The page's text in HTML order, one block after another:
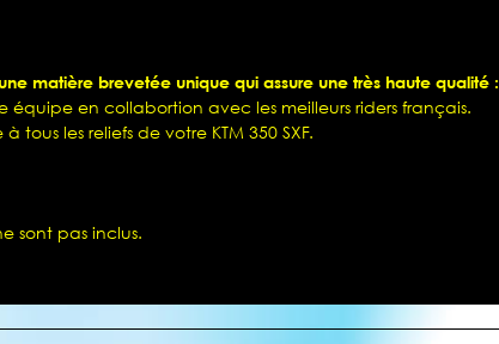
matière brevetée unique qui assure une très haute qualité :
en collabortion avec les meilleurs riders français.
les reliefs de votre KTM 350 SXF.
sont pas inclus.